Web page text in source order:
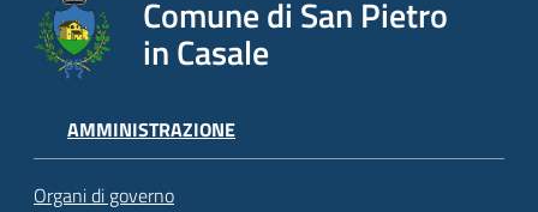
Comune di San Pietro
in Casale
AMMINISTRAZIONE
Organi di governo